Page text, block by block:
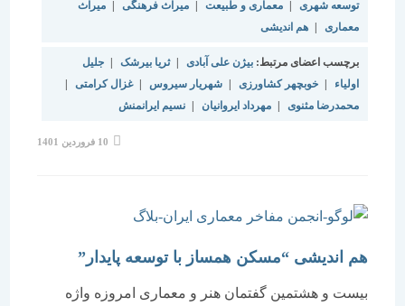
توسعه شهری | معماری و طبیعت | میراث فرهنگی | میراث
| هم اندیشی
برچسب اعضای مرتبط: بیژن علی آبادی | ثریا بیرشک | جلیل
خوبچهر کشاورزی | شهریار سیروس | غزال کرامتی |
محمدرضا مثنوی
مهرداد ایروانیان | نسیم ایرانمنش
هم اندیشی “مسکن همساز با توسعه پایدار”
بیست و هشتمین گفتمان هنر و معماری امروزه واژه